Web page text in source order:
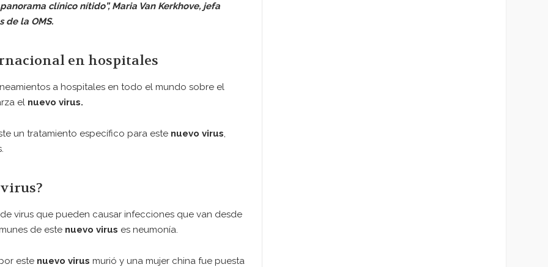
clínico nítido”, Maria Van Kerkhove, jefa
de la OMS.
en hospitales
a hospitales en todo el mundo sobre el
el nuevo virus.
un tratamiento específico para este nuevo virus,
virus que pueden causar infecciones que van desde
de este nuevo virus es neumonía.
este nuevo virus murió y una mujer china fue puesta